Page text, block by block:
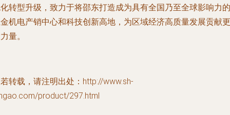
转型升级，致力于将邵东打造成为具有全国乃至全球影响力的
机电产销中心和科技创新高地，为区域经济高质量发展贡献更
量。
转载，请注明出处：http://www.sh-
product/297.html